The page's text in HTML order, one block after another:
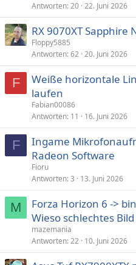
Antworten 20 22. Juni 2026
RX 9070XT Sapphire
Floppy5885
Antworten 62 20. Juni 2026
F
Weiße horizontale
laufen
Fabian00086
Antworten 11 16. Juni 2026
F
Ingame
Radeon Software
Fioru
Antworten 3 13. Juni 2026
M
Forza Horizon 6 ->
Wieso schlechtes
mazemania
Antworten 22 10. Juni 2026